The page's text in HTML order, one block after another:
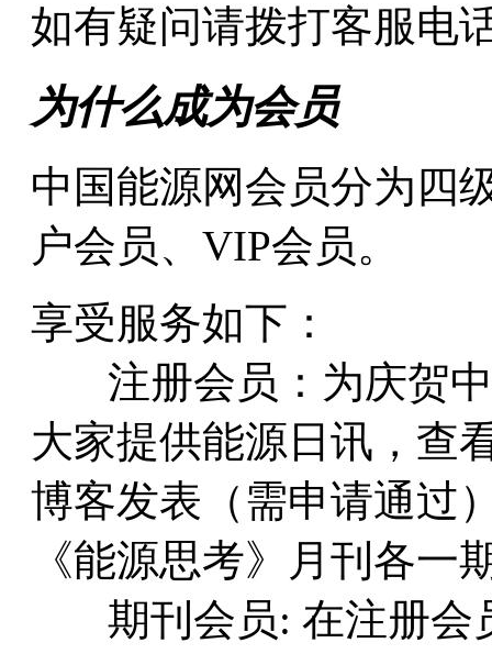
如有疑问请拨打客服电
为什么成为会员
中国能源网会员分为四
户会员、VIP会员。
享受服务如下：
注册会员：为庆贺中
大家提供能源日讯，查
博客发表（需申请通过
《能源思考》月刊各一
期刊会员: 在注册会